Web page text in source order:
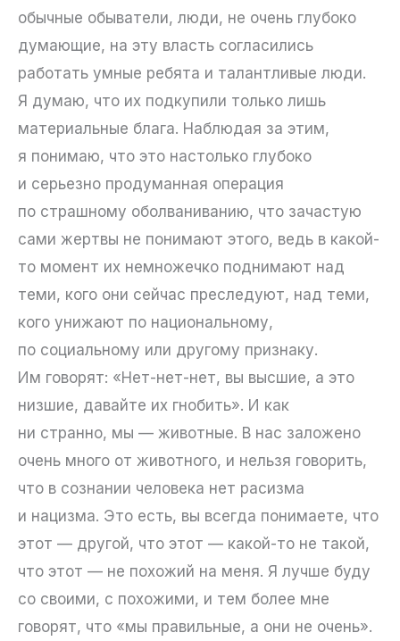
обычные обыватели, люди, не очень глубоко
думающие, на эту власть согласились
работать умные ребята и талантливые люди.
Я думаю, что их подкупили только лишь
материальные блага. Наблюдая за этим,
я понимаю, что это настолько глубоко
и серьезно продуманная операция
по страшному оболваниванию, что зачастую
сами жертвы не понимают этого, ведь в какой-
то момент их немножечко поднимают над
теми, кого они сейчас преследуют, над теми,
кого унижают по национальному,
по социальному или другому признаку.
Им говорят: «Нет-нет-нет, вы высшие, а это
низшие, давайте их гнобить». И как
ни странно, мы — животные. В нас заложено
очень много от животного, и нельзя говорить,
что в сознании человека нет расизма
и нацизма. Это есть, вы всегда понимаете, что
этот — другой, что этот — какой-то не такой,
что этот — не похожий на меня. Я лучше буду
со своими, с похожими, и тем более мне
говорят, что «мы правильные, а они не очень».